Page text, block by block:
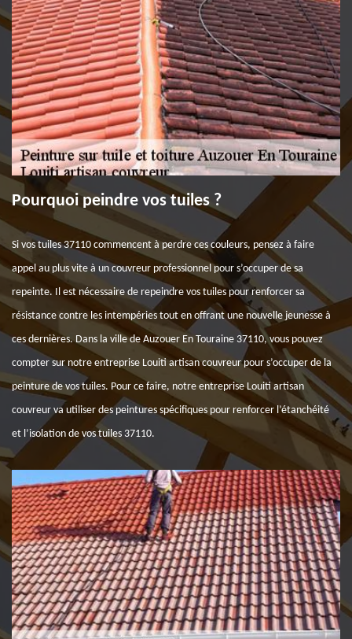
Pourquoi peindre vos tuiles ?
Si vos tuiles 37110 commencent à perdre ces couleurs, pensez à faire
appel au plus vite à un couvreur professionnel pour s’occuper de sa
repeinte. Il est nécessaire de repeindre vos tuiles pour renforcer sa
résistance contre les intempéries tout en offrant une nouvelle jeunesse à
ces dernières. Dans la ville de Auzouer En Touraine 37110, vous pouvez
compter sur notre entreprise Louiti artisan couvreur pour s’occuper de la
peinture de vos tuiles. Pour ce faire, notre entreprise Louiti artisan
couvreur va utiliser des peintures spécifiques pour renforcer l’étanchéité
et l’isolation de vos tuiles 37110.